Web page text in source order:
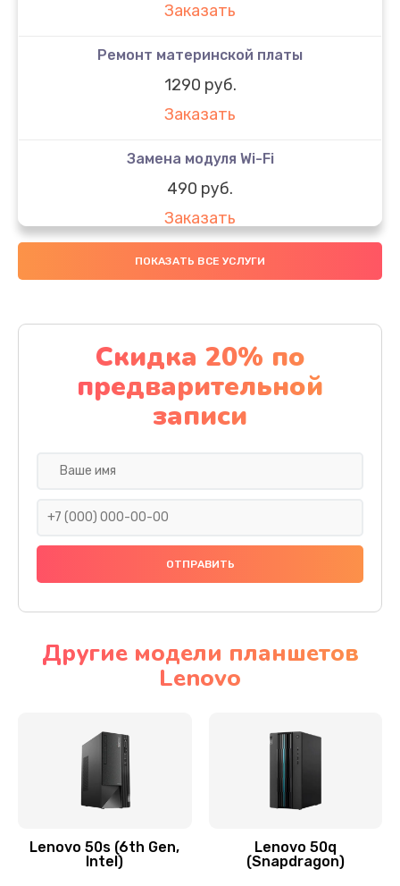
Заказать
Ремонт материнской платы
1290 руб.
Заказать
Замена модуля Wi-Fi
490 руб.
Заказать
Замена микрофона
Заказать
Замена аккумулятора
1130 руб.
Заказать
Замена дисплея (экрана)
Замена тачскрина
Замена разъема питания
Замена мультиконтроллера
Заказать
ПОКАЗАТЬ ВСЕ УСЛУГИ
Скидка 20% по
предварительной
записи
Другие модели планшетов
Lenovo
Lenovo 50s (6th Gen,
Intel)
Lenovo 50q
(Snapdragon)